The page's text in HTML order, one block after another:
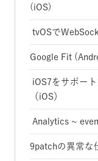
(iOS)
tvOSで
Google Fit
iOS7をサポー
（iOS）
Analytics ~
9patchの異常な